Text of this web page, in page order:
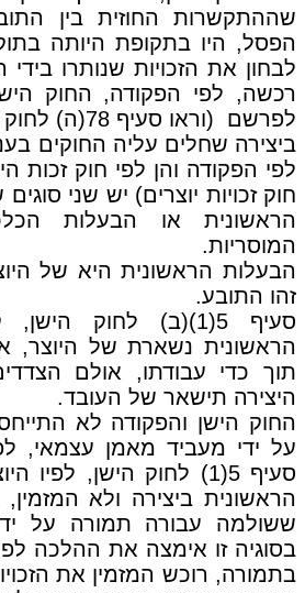
שההתקשרות החוזית בין
הפסל, היו בתקופת היותה
לבחון את הזכויות שנותרו
רכשה, לפי הפקודה, החוק
לפרשם (וראו סעיף 78(ה) לחוק זכויות יוצרים).
ביצירה שחלים עליה החוקים
חוק זכויות יוצרים) יש שני
הראשונית או הבעלות
המוסריות.
הבעלות הראשונית היא של
זהו התובע.
סעיף 5(1)(ב) לחוק
הראשונית נשארת של
תוך כדי עבודתו, אולם
היצירה תישאר של העובד.
החוק הישן והפקודה לא
על ידי מעביד מאמן עצמאי,
סעיף 5(1) לחוק הישן,
הראשונית ביצירה ולא המזמין,
ששולמה עבורה תמורה על
בסוגיה זו אימצה את ההלכה
בתמורה, רוכש המזמין את